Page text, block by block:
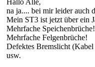
Hallo Alle,
na ja.... bei mir leider auch
Mein ST3 ist jetzt über ein
Mehrfache Speichenbrüche!
Mehrfache Felgenbrüche!
Defektes Bremslicht
usw.